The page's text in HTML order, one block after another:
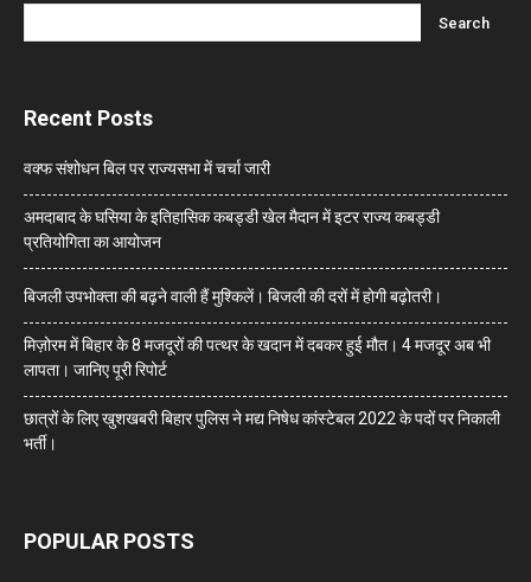
Recent Posts
वक्फ संशोधन बिल पर राज्यसभा में चर्चा जारी
अमदाबाद के घसिया के इतिहासिक कबड्डी खेल मैदान में इटर राज्य कबड्डी
प्रतियोगिता का आयोजन
बिजली उपभोक्ता की बढ़ने वाली हैं मुश्किलें। बिजली की दरों में होगी बढ़ोतरी।
मिज़ोरम में बिहार के 8 मजदूरों की पत्थर के खदान में दबकर हुई मौत। 4 मजदूर अब भी
लापता। जानिए पूरी रिपोर्ट
छात्रों के लिए खुशखबरी बिहार पुलिस ने मद्य निषेध कांस्टेबल 2022 के पदों पर निकाली
भर्ती।
POPULAR POSTS